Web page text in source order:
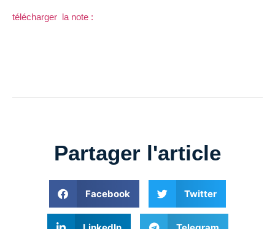
télécharger la note :
Partager l'article
Facebook Twitter